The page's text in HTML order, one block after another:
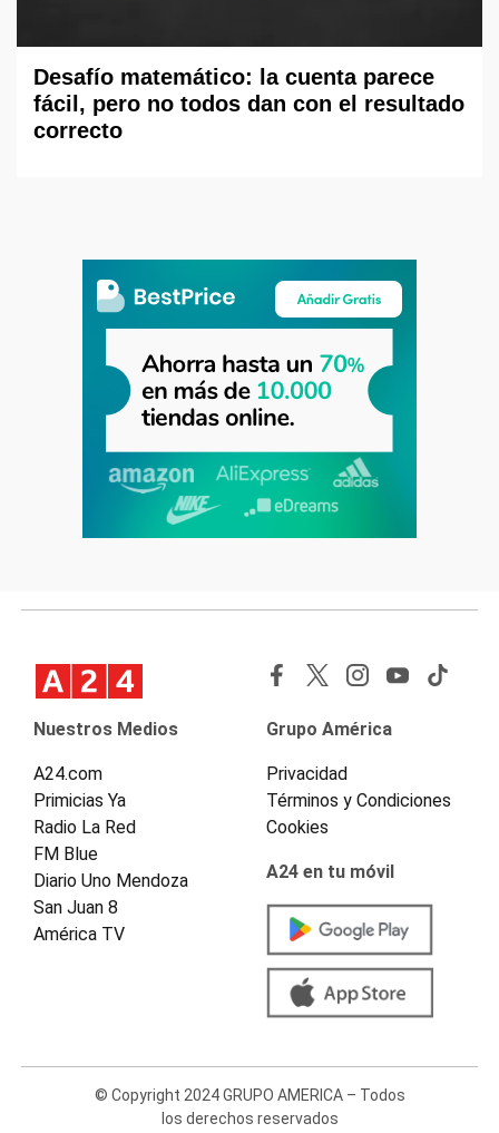
Desafío matemático: la cuenta parece
fácil, pero no todos dan con el resultado
correcto
Nuestros Medios
A24.com
Primicias Ya
Radio La Red
FM Blue
Diario Uno Mendoza
San Juan 8
América TV
Grupo América
Privacidad
Términos y Condiciones
Cookies
A24 en tu móvil
© Copyright 2024 GRUPO AMERICA – Todos
los derechos reservados